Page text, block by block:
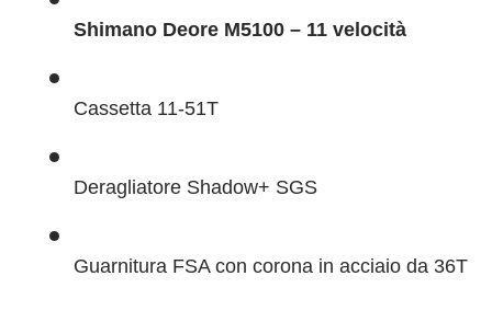
Shimano Deore M5100 – 11 velocità
Cassetta 11-51T
Deragliatore Shadow+ SGS
Guarnitura FSA con corona in acciaio da 36T